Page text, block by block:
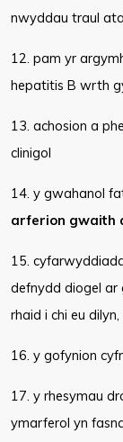
nwyddau traul
12. pam yr
hepatitis B wrth
13. achosion a
clinigol
14. y gwahanol
arferion gwaith
15.
defnydd diogel ar
rhaid i chi eu
16. y gofynion
17. y rhesymau
ymarferol yn